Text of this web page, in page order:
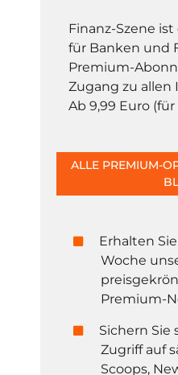
Finanz-Szene
für Banken und
Premium-
Zugang zu allen
Ab 9,99 Euro (für
ALLE PREMIUM-
Erhalten
Woche
Premium-
Sichern Sie
Zugriff auf
Scoops,